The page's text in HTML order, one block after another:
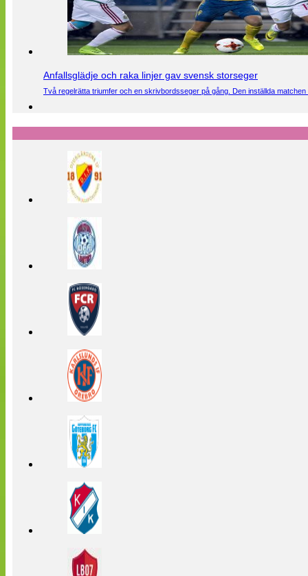
Anfallsglädje och raka linjer gav svensk storseger
Två regelrätta triumfer och en skrivbordsseger på gång. Den inställda